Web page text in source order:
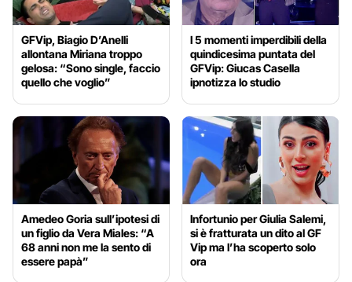
GFVip, Biagio D’Anelli
allontana Miriana troppo
gelosa: “Sono single, faccio
quello che voglio”
I 5 momenti imperdibili della
quindicesima puntata del
GFVip: Giucas Casella
ipnotizza lo studio
Amedeo Goria sull’ipotesi di
un figlio da Vera Miales: “A
68 anni non me la sento di
essere papà”
Infortunio per Giulia Salemi,
si è fratturata un dito al GF
Vip ma l’ha scoperto solo
ora